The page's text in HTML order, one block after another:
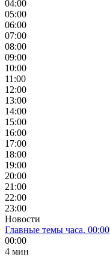
04:00
05:00
06:00
07:00
08:00
09:00
10:00
11:00
12:00
13:00
14:00
15:00
16:00
17:00
18:00
19:00
20:00
21:00
22:00
23:00
Новости
Главные темы часа. 00:00
00:00
4 мин